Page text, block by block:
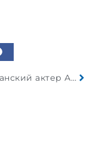
Американский актер Аарон Пол нарвался на мошенника, который испортил его Ford Torino 1969 года выпуска